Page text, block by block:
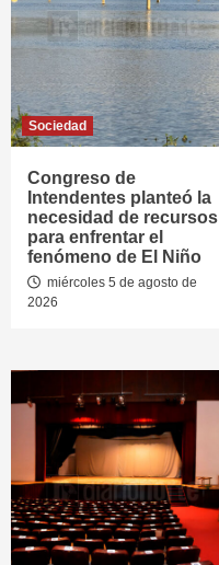
Sociedad
Congreso de
Intendentes planteó la
necesidad de recursos
para enfrentar el
fenómeno de El Niño
miércoles 5 de agosto de
2026